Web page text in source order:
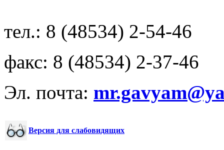
тел.: 8 (48534) 2-54-46
факс: 8 (48534) 2-37-46
Эл. почта:
Версия для слабовидящих